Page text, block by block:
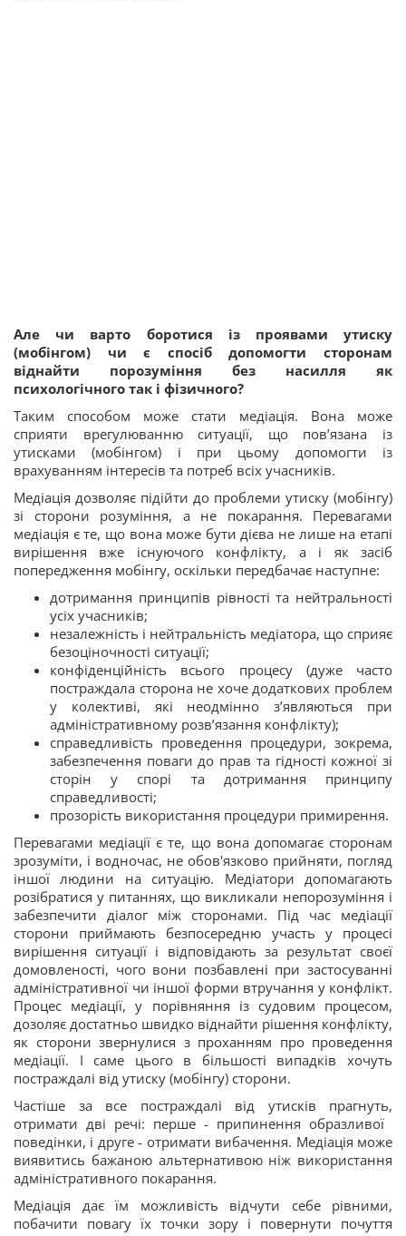
Але чи варто боротися із проявами утиску
(мобінгом) чи є спосіб допомогти сторонам
віднайти порозуміння без насилля як
психологічного так і фізичного?
Таким способом може стати медіація. Вона може
сприяти врегулюванню ситуації, що пов’язана із
утисками (мобінгом) і при цьому допомогти із
врахуванням інтересів та потреб всіх учасників.
Медіація дозволяє підійти до проблеми утиску (мобінгу)
зі сторони розуміння, а не покарання. Перевагами
медіація є те, що вона може бути дієва не лише на етапі
вирішення вже існуючого конфлікту, а і як засіб
попередження мобінгу, оскільки передбачає наступне:
дотримання принципів рівності та нейтральності
усіх учасників;
незалежність і нейтральність медіатора, що сприяє
безоціночності ситуації;
конфіденційність всього процесу (дуже часто
постраждала сторона не хоче додаткових проблем
у колективі, які неодмінно з’являються при
адміністративному розв’язання конфлікту);
справедливість проведення процедури, зокрема,
забезпечення поваги до прав та гідності кожної зі
сторін у спорі та дотримання принципу
справедливості;
прозорість використання процедури примирення.
Перевагами медіації є те, що вона допомагає сторонам
зрозуміти, і водночас, не обов'язково прийняти, погляд
іншої людини на ситуацію. Медіатори допомагають
розібратися у питаннях, що викликали непорозуміння і
забезпечити діалог між сторонами. Під час медіації
сторони приймають безпосередню участь у процесі
вирішення ситуації і відповідають за результат своєї
домовленості, чого вони позбавлені при застосуванні
адміністративної чи іншої форми втручання у конфлікт.
Процес медіації, у порівняння із судовим процесом,
дозоляє достатньо швидко віднайти рішення конфлікту,
як сторони звернулися з проханням про проведення
медіації. І саме цього в більшості випадків хочуть
постраждалі від утиску (мобінгу) сторони.
Частіше за все постраждалі від утисків прагнуть,
отримати дві речі: перше - припинення образливої ​​
поведінки, і друге - отримати вибачення. Медіація може
виявитись бажаною альтернативою ніж використання
адміністративного покарання.
Медіація дає їм можливість відчути себе рівними,
побачити повагу їх точки зору і повернути почуття